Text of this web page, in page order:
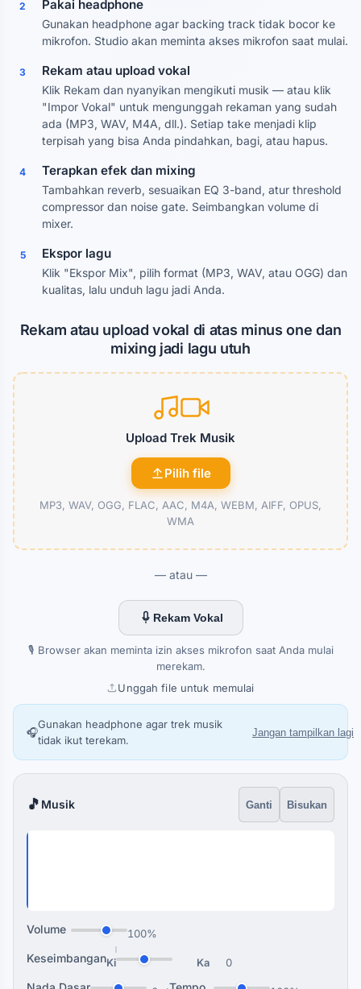
2 Pakai headphone
Gunakan headphone agar backing track tidak bocor ke
mikrofon. Studio akan meminta akses mikrofon saat mulai.
3 Rekam atau upload vokal
Klik Rekam dan nyanyikan mengikuti musik — atau klik
"Impor Vokal" untuk mengunggah rekaman yang sudah
ada (MP3, WAV, M4A, dll.). Setiap take menjadi klip
terpisah yang bisa Anda pindahkan, bagi, atau hapus.
4 Terapkan efek dan mixing
Tambahkan reverb, sesuaikan EQ 3-band, atur threshold
compressor dan noise gate. Seimbangkan volume di
mixer.
5 Ekspor lagu
Klik "Ekspor Mix", pilih format (MP3, WAV, atau OGG) dan
kualitas, lalu unduh lagu jadi Anda.
Rekam atau upload vokal di atas minus one dan
mixing jadi lagu utuh
Upload Trek Musik
Pilih file
MP3, WAV, OGG, FLAC, AAC, M4A, WEBM, AIFF, OPUS,
WMA
— atau —
Rekam Vokal
🎙️ Browser akan meminta izin akses mikrofon saat Anda mulai
merekam.
Unggah file untuk memulai
🎧
Gunakan headphone agar trek musik
tidak ikut terekam.
Jangan tampilkan lagi
🎵 Musik Ganti Bisukan
Volume 100%
KeseimbanganKi Ka 0